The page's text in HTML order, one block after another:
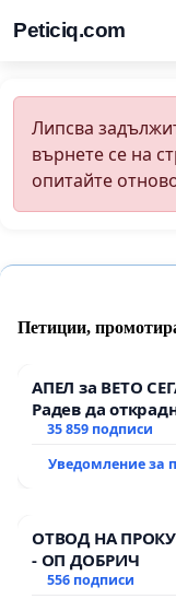
Peticiq.com
Липсва
върнете се на
опитайте
Петиции,
АПЕЛ за ВЕТО
Радев да
тъмното
35 859 подписи
Уведомление за
ОТВОД НА
- ОП ДОБРИЧ
556 подписи